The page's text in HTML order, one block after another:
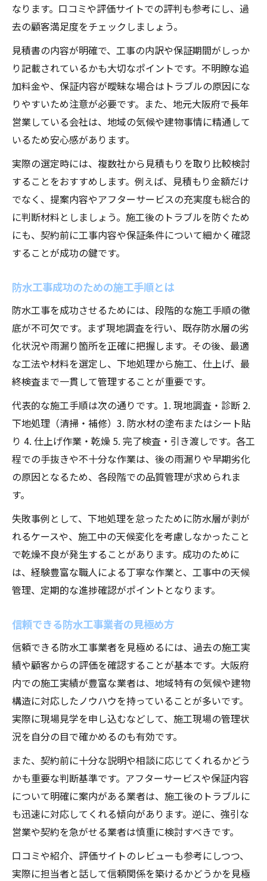
なります。口コミや評価サイトでの評判も参考にし、過
去の顧客満足度をチェックしましょう。
見積書の内容が明確で、工事の内訳や保証期間がしっか
り記載されているかも大切なポイントです。不明瞭な追
加料金や、保証内容が曖昧な場合はトラブルの原因にな
りやすいため注意が必要です。また、地元大阪府で長年
営業している会社は、地域の気候や建物事情に精通して
いるため安心感があります。
実際の選定時には、複数社から見積もりを取り比較検討
することをおすすめします。例えば、見積もり金額だけ
でなく、提案内容やアフターサービスの充実度も総合的
に判断材料としましょう。施工後のトラブルを防ぐため
にも、契約前に工事内容や保証条件について細かく確認
することが成功の鍵です。
防水工事成功のための施工手順とは
防水工事を成功させるためには、段階的な施工手順の徹
底が不可欠です。まず現地調査を行い、既存防水層の劣
化状況や雨漏り箇所を正確に把握します。その後、最適
な工法や材料を選定し、下地処理から施工、仕上げ、最
終検査まで一貫して管理することが重要です。
代表的な施工手順は次の通りです。1. 現地調査・診断 2.
下地処理（清掃・補修）3. 防水材の塗布またはシート貼
り 4. 仕上げ作業・乾燥 5. 完了検査・引き渡しです。各工
程での手抜きや不十分な作業は、後の雨漏りや早期劣化
の原因となるため、各段階での品質管理が求められま
す。
失敗事例として、下地処理を怠ったために防水層が剥が
れるケースや、施工中の天候変化を考慮しなかったこと
で乾燥不良が発生することがあります。成功のために
は、経験豊富な職人による丁寧な作業と、工事中の天候
管理、定期的な進捗確認がポイントとなります。
信頼できる防水工事業者の見極め方
信頼できる防水工事業者を見極めるには、過去の施工実
績や顧客からの評価を確認することが基本です。大阪府
内での施工実績が豊富な業者は、地域特有の気候や建物
構造に対応したノウハウを持っていることが多いです。
実際に現場見学を申し込むなどして、施工現場の管理状
況を自分の目で確かめるのも有効です。
また、契約前に十分な説明や相談に応じてくれるかどう
かも重要な判断基準です。アフターサービスや保証内容
について明確に案内がある業者は、施工後のトラブルに
も迅速に対応してくれる傾向があります。逆に、強引な
営業や契約を急がせる業者は慎重に検討すべきです。
口コミや紹介、評価サイトのレビューも参考にしつつ、
実際に担当者と話して信頼関係を築けるかどうかを見極